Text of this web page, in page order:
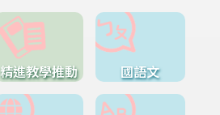
精進教學推動 國語文